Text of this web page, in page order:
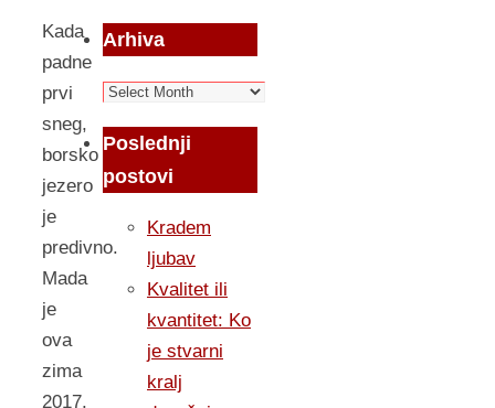
Kada
padne
prvi
sneg,
borsko
jezero
je
predivno.
Mada
je
ova
zima
2017.
Arhiva
Arhiva
Poslednji
postovi
Kradem
ljubav
Kvalitet ili
kvantitet: Ko
je stvarni
kralj